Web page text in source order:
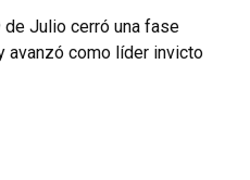
Julio cerró una fase
avanzó como líder invicto